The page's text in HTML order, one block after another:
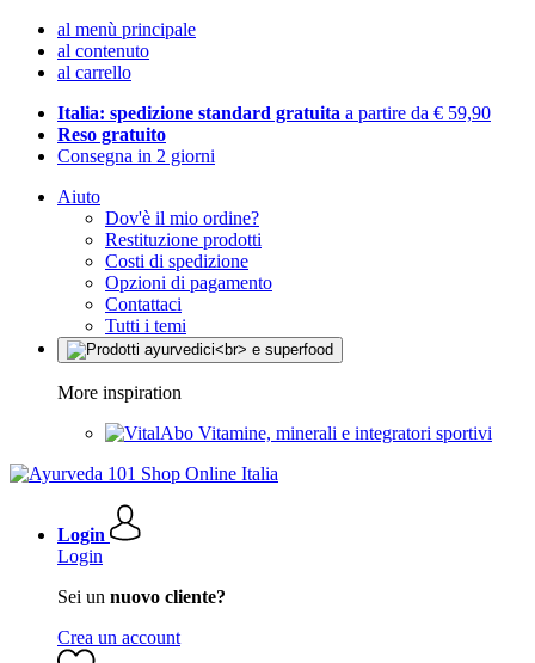
al menù principale
al contenuto
al carrello
Italia: spedizione standard gratuita a partire da € 59,90
Reso gratuito
Consegna in 2 giorni
Aiuto
Dov'è il mio ordine?
Restituzione prodotti
Costi di spedizione
Opzioni di pagamento
Contattaci
Tutti i temi
More inspiration
Vitamine, minerali e integratori sportivi
Login
Login
Sei un nuovo cliente?
Crea un account